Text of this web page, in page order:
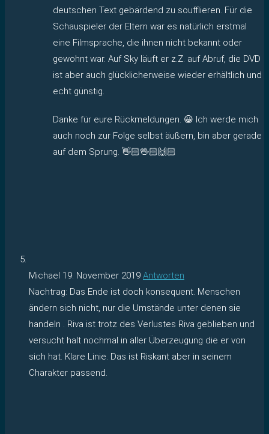
deutschen Text gebärdend zu soufflieren. Für die
Schauspieler der Eltern war es natürlich erstmal
eine Filmsprache, die ihnen nicht bekannt oder
gewohnt war. Auf Sky läuft er z.Z. auf Abruf, die DVD
ist aber auch glücklicherweise wieder erhältlich und
echt günstig.
Danke für eure Rückmeldungen. 😀 Ich werde mich
auch noch zur Folge selbst äußern, bin aber gerade
auf dem Sprung. 👋🏻🖖🏻🙌🏻
Michael 19. November 2019 Antworten
Nachtrag: Das Ende ist doch konsequent. Menschen
ändern sich nicht, nur die Umstände unter denen sie
handeln . Riva ist trotz des Verlustes Riva geblieben und
versucht halt nochmal in aller Überzeugung die er von
sich hat. Klare Linie. Das ist Riskant aber in seinem
Charakter passend.